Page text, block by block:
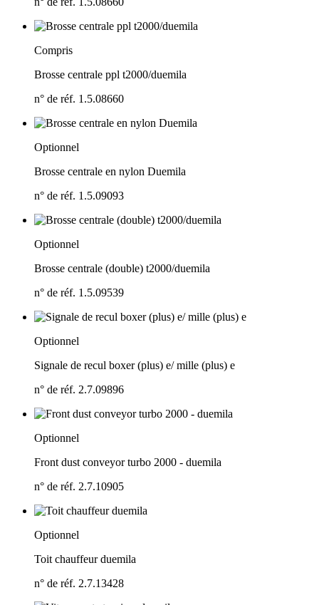
Compris
Brosse centrale ppl t2000/duemila
n° de réf. 1.5.08660
Optionnel
Brosse centrale en nylon Duemila
n° de réf. 1.5.09093
Optionnel
Brosse centrale (double) t2000/duemila
n° de réf. 1.5.09539
Optionnel
Signale de recul boxer (plus) e/mille (plus) e
n° de réf. 2.7.09896
Optionnel
Front dust conveyor turbo 2000 - duemila
n° de réf. 2.7.10905
Optionnel
Toit chauffeur duemila
n° de réf. 2.7.13428